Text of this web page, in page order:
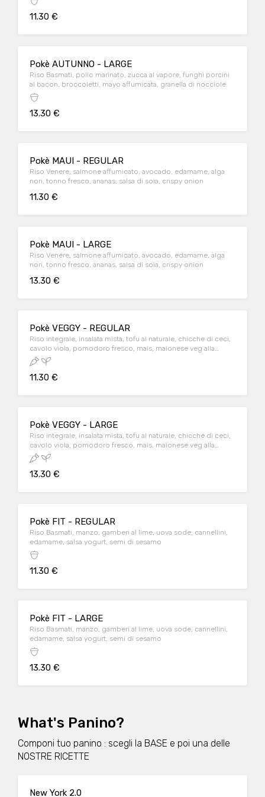
11.30 €
Pokè AUTUNNO - LARGE
Riso Basmati, pollo marinato, zucca al vapore, funghi porcini
al bacon, broccoletti, mayo affumicata, granella di nocciole
13.30 €
Pokè MAUI - REGULAR
Riso Venere, salmone affumicato, avocado, edamame, alga
nori, tonno fresco, ananas, salsa di soia, crispy onion
11.30 €
Pokè MAUI - LARGE
Riso Venere, salmone affumicato, avocado, edamame, alga
nori, tonno fresco, ananas, salsa di soia, crispy onion
13.30 €
Pokè VEGGY - REGULAR
Riso integrale, insalata mista, tofu al naturale, chicche di ceci,
cavolo viola, pomodoro fresco, mais, maionese veg alla
barbabietola, semi di papavero
11.30 €
Pokè VEGGY - LARGE
Riso integrale, insalata mista, tofu al naturale, chicche di ceci,
cavolo viola, pomodoro fresco, mais, maionese veg alla
barbabietola, semi di papavero
13.30 €
Pokè FIT - REGULAR
Riso Basmati, manzo, gamberi al lime, uova sode, cannellini,
edamame, salsa yogurt, semi di sesamo
11.30 €
Pokè FIT - LARGE
Riso Basmati, manzo, gamberi al lime, uova sode, cannellini,
edamame, salsa yogurt, semi di sesamo
13.30 €
What's Panino?
Componi tuo panino : scegli la BASE e poi una delle
NOSTRE RICETTE
New York 2.0